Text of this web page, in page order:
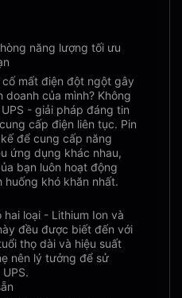
năng lượng tối ưu
mất điện đột ngột gây
của mình? Không
- giải pháp đáng tin
cấp điện liên tục. Pin
để cung cấp năng
ứng dụng khác nhau,
bạn luôn hoạt động
khó khăn nhất.
hai loại - Lithium Ion và
đều được biết đến với
thọ dài và hiệu suất
nên lý tưởng để sử